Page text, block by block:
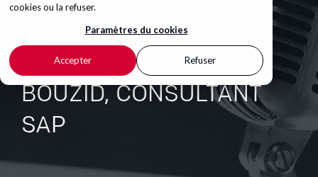
cookies ou la refuser.
Paramètres du cookies
Accepter Refuser
A LA RENCONTRE DE
BOUZID, CONSULTANT
SAP